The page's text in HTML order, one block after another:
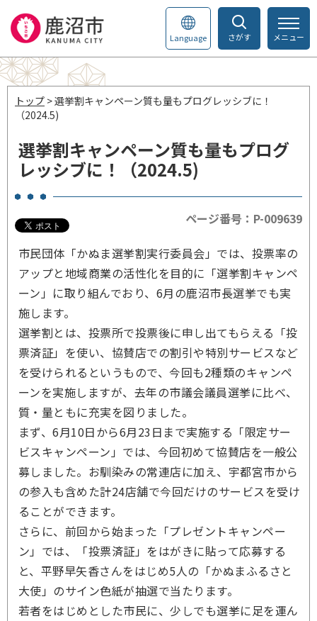
さがす
Language メニュー
トップ > 選挙割キャンペーン質も量もプログレッシブに！
（2024.5)
選挙割キャンペーン質も量もプログ
レッシブに！（2024.5)
ページ番号：P-009639
市民団体「かぬま選挙割実行委員会」では、投票率の
アップと地域商業の活性化を目的に「選挙割キャンペ
ーン」に取り組んでおり、6月の鹿沼市長選挙でも実
施します。
選挙割とは、投票所で投票後に申し出てもらえる「投
票済証」を使い、協賛店での割引や特別サービスなど
を受けられるというもので、今回も2種類のキャンペ
ーンを実施しますが、去年の市議会議員選挙に比べ、
質・量ともに充実を図りました。
まず、6月10日から6月23日まで実施する「限定サー
ビスキャンペーン」では、今回初めて協賛店を一般公
募しました。お馴染みの常連店に加え、宇都宮市から
の参入も含めた計24店舗で今回だけのサービスを受け
ることができます。
さらに、前回から始まった「プレゼントキャンペー
ン」では、「投票済証」をはがきに貼って応募する
と、平野早矢香さんをはじめ5人の「かぬまふるさと
大使」のサイン色紙が抽選で当たります。
若者をはじめとした市民に、少しでも選挙に足を運ん